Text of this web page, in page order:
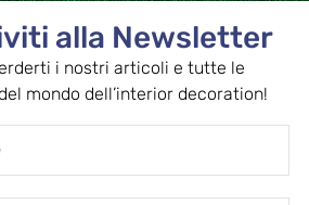
aggiornamenti
ISCRIVITI
alla Newsletter
i nostri articoli e tutte le
mondo dell’interior decoration!